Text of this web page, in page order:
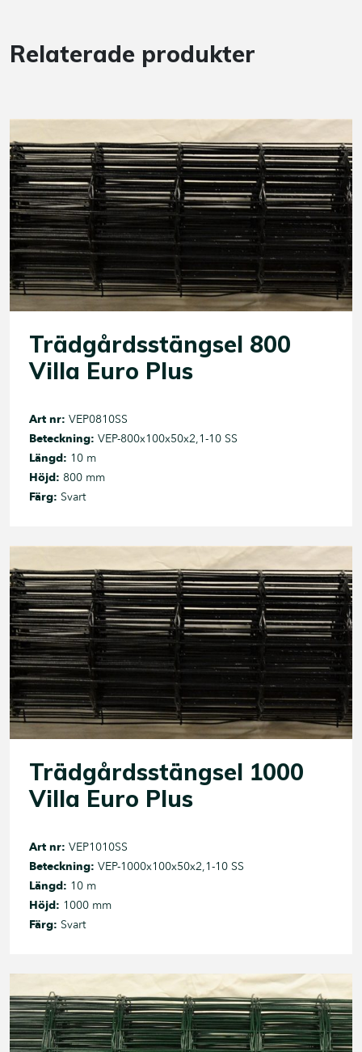
Relaterade produkter
Trädgårdsstängsel 800
Villa Euro Plus
Art nr: VEP0810SS
Beteckning: VEP-800x100x50x2,1-10 SS
Längd: 10 m
Höjd: 800 mm
Färg: Svart
Trädgårdsstängsel 1000
Villa Euro Plus
Art nr: VEP1010SS
Beteckning: VEP-1000x100x50x2,1-10 SS
Längd: 10 m
Höjd: 1000 mm
Färg: Svart